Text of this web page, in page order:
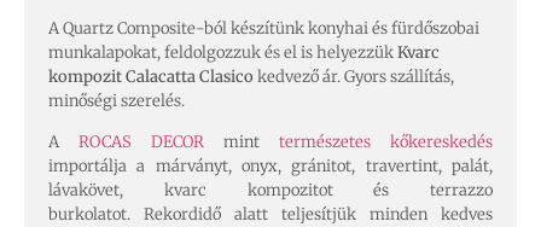
A Quartz Composite-ból készítünk konyhai és fürdőszobai
munkalapokat, feldolgozzuk és el is helyezzükKvarc
kompozit Calacatta Clasico kedvező ár. Gyors szállítás,
minőségi szerelés.
A ROCAS DECOR mint természetes kőkereskedés
importálja a márványt, onyx, gránitot, travertint, palát,
lávakövet, kvarc kompozitot és terrazzo
burkolatot. Rekordidő alatt teljesítjük minden kedves